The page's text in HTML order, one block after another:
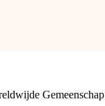
Gemeenschap